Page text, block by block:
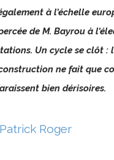
à l’échelle
de M. Bayrou à
Un cycle se clôt
ne fait que
bien dérisoires.
Roger